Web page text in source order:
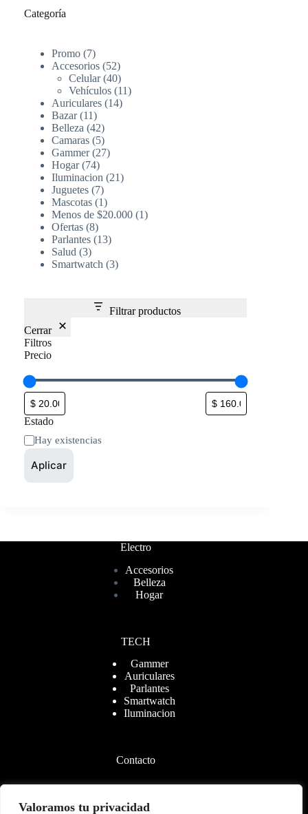
Valoramos tu privacidad
Categoría
Promo 7
Accesorios 52
Celular 40
Vehículos 11
Auriculares 14
Bazar 11
Belleza 42
Camaras 5
Gammer 27
Hogar 74
Iluminacion
21
Juguetes 7
Mascotas 1
Menos de $20.000 1
Ofertas 8
Parlantes 13
Salud 3
Smartwatch 3
Filtrar productos
Cerrar
Filtros
Precio
Estado
Hay existencias
Aplicar
Electro
Accesorios
Belleza
Hogar
TECH
Gammer
Auriculares
Parlantes
Smartwatch
Iluminacion
Contacto
+54 9 2901567521